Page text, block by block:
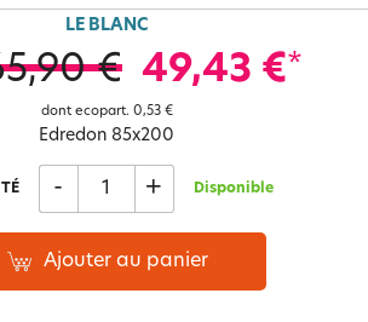
et
Notre marque Lauréat
LE BLANC
€ 49,43 €*
dont ecopart. 0,53 €
Edredon 85x200
- + Disponible
Ajouter au panier